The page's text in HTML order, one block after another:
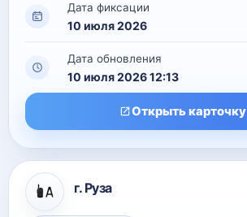
Дата фиксации
10 июля 2026
Дата обновления
10 июля 2026 12:13
Открыть карточку
г. Руза